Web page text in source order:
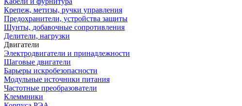
Крепеж, метизы, ручки управления
Предохранители, устройства защиты
Шунты, добавочные сопротивления
Делители, нагрузки
Двигатели
Электродвигатели и принадлежности
Шаговые двигатели
Барьеры искробезопасности
Модульные источники питания
Частотные преобразователи
Клеммники